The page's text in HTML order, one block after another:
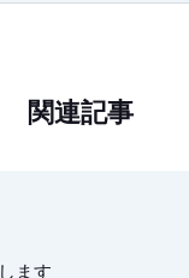
関連記事
ます